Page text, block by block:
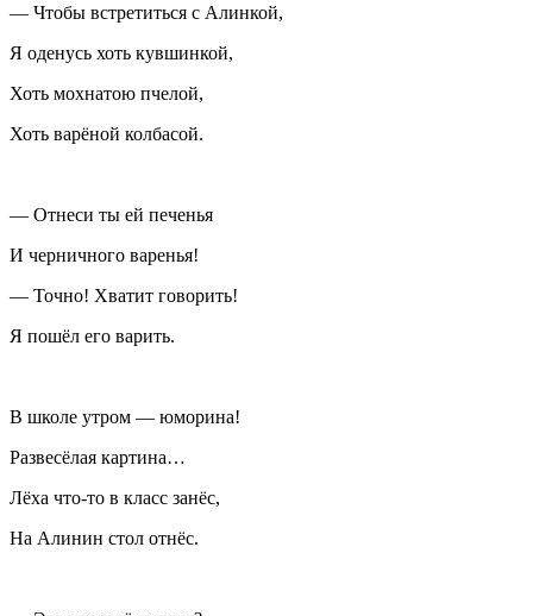
— Чтобы встретиться с Алинкой,
Я оденусь хоть кувшинкой,
Хоть мохнатою пчелой,
Хоть варёной колбасой.
— Отнеси ты ей печенья
И черничного варенья!
— Точно! Хватит говорить!
Я пошёл его варить.
В школе утром — юморина!
Развесёлая картина…
Лёха что-то в класс занёс,
На Алинин стол отнёс.